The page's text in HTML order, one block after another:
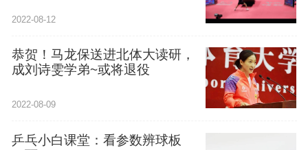
2022-08-12
恭贺！马龙保送进北体大读研，
成刘诗雯学弟~或将退役
2022-08-09
乒乓小白课堂：看参数辨球板